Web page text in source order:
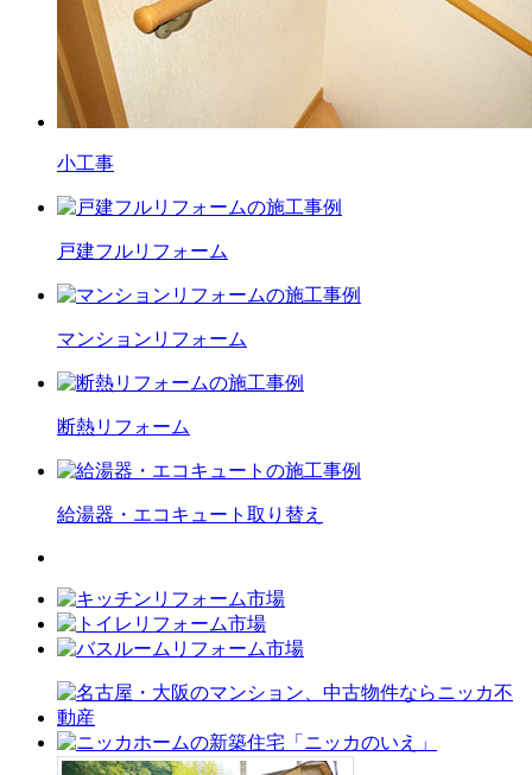
小工事
戸建フルリフォーム
マンション リフォーム
断熱リフォーム
給湯器・エコキュート 取り替え